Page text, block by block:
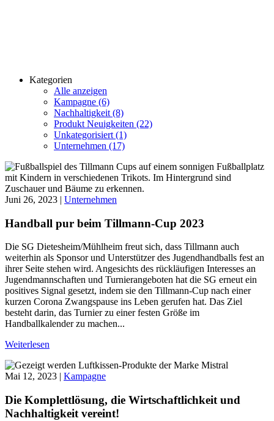
Kategorien
Alle anzeigen
Kampagne (6)
Nachhaltigkeit (8)
Produkt Neuigkeiten (22)
Unkategorisiert (1)
Unternehmen (17)
Juni 26, 2023 | Unternehmen
Handball pur beim Tillmann-Cup 2023
Die SG Dietesheim/Mühlheim freut sich, dass Tillmann auch
weiterhin als Sponsor und Unterstützer des Jugendhandballs fest an
ihrer Seite stehen wird. Angesichts des rückläufigen Interesses an
Jugendmannschaften und Turnierangeboten hat die SG erneut ein
positives Signal gesetzt, indem sie den Tillmann-Cup nach einer
kurzen Corona Zwangspause ins Leben gerufen hat. Das Ziel
besteht darin, das Turnier zu einer festen Größe im
Handballkalender zu machen...
Weiterlesen
Mai 12, 2023 | Kampagne
Die Komplettlösung, die Wirtschaftlichkeit und
Nachhaltigkeit vereint!